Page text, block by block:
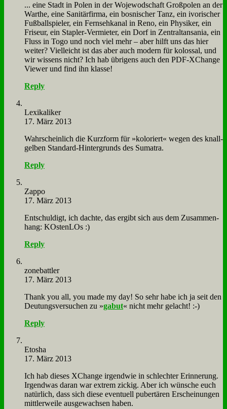
... ei­ne Stadt in Po­len in der Wo­je­wod­schaft Groß­po­len an der
Warthe, ei­ne Sa­ni­tär­fir­ma, ein bos­ni­scher Tanz, ein ivo­ri­scher
Fuß­ball­spie­ler, ein Fern­seh­ka­nal in Re­no, ein Phy­si­ker, ein
Fri­seur, ein Stap­ler-Ver­mie­ter, ein Dorf in Zen­tralt­ansa­nia, ein
Fluss in To­go und noch viel mehr – aber hilft uns das hier
wei­ter? Viel­leicht ist das aber auch mo­dern für ko­los­sal, und
wir wis­sens nicht? Ich hab üb­ri­gens auch den PDF-XCh­an­ge
View­er und find ihn klas­se!
Reply
Le­xi­ka­li­ker
17. März 2013
Wahr­schein­lich die Kurz­form für »ko­lo­riert« we­gen des knall­
gel­ben Stan­dard-Hin­ter­grunds des Su­ma­tra.
Reply
Zap­po
17. März 2013
Ent­schul­digt, ich dach­te, das er­gibt sich aus dem Zu­sam­men­
hang: KO­sten­LOs :)
Reply
zone­batt­ler
17. März 2013
Thank you all, you ma­de my day! So sehr ha­be ich ja seit den
Deu­tungs­ver­su­chen zu »ga­but« nicht mehr ge­lacht! :-)
Reply
Eto­sha
17. März 2013
Ich hab die­ses XCh­an­ge ir­gend­wie in schlech­ter Er­in­ne­rung.
Ir­gend­was dar­an war ex­trem zickig. Aber ich wün­sche euch
na­tür­lich, dass sich die­se even­tu­ell pu­ber­tä­ren Er­schei­nun­gen
mitt­ler­wei­le aus­ge­wach­sen ha­ben.